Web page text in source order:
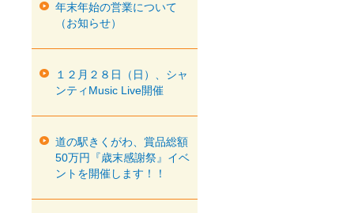
年末年始の営業について
（お知らせ）
１２月２８日（日）、シャ
ンティMusic Live開催
道の駅きくがわ、賞品総額
50万円『歳末感謝祭』イベ
ントを開催します！！